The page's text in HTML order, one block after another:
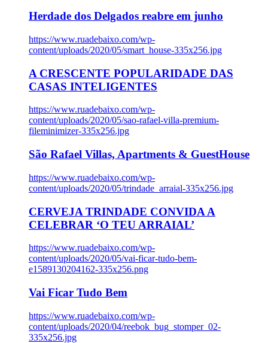
Herdade dos Delgados reabre em junho
https://www.ruadebaixo.com/wp-
content/uploads/2020/05/smart_house-335x256.jpg
A CRESCENTE POPULARIDADE DAS
CASAS INTELIGENTES
https://www.ruadebaixo.com/wp-
content/uploads/2020/05/sao-rafael-villa-premium-
fileminimizer-335x256.jpg
São Rafael Villas, Apartments & GuestHouse
https://www.ruadebaixo.com/wp-
content/uploads/2020/05/trindade_arraial-335x256.jpg
CERVEJA TRINDADE CONVIDA A
CELEBRAR ‘O TEU ARRAIAL’
https://www.ruadebaixo.com/wp-
content/uploads/2020/05/vai-ficar-tudo-bem-
e1589130204162-335x256.png
Vai Ficar Tudo Bem
https://www.ruadebaixo.com/wp-
content/uploads/2020/04/reebok_bug_stomper_02-
335x256.jpg